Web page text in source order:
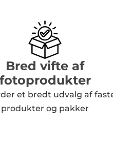
Bred vifte af
fotoprodukter
et bredt udvalg af
produkter og pakker